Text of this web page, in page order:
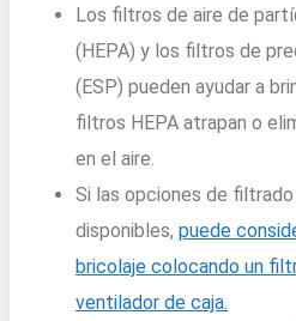
Los filtros de aire de
(HEPA) y los filtros de
(ESP) pueden ayudar a
filtros HEPA atrapan o
en el aire.
Si las opciones de
disponibles, puede
bricolaje colocando un
ventilador de caja.